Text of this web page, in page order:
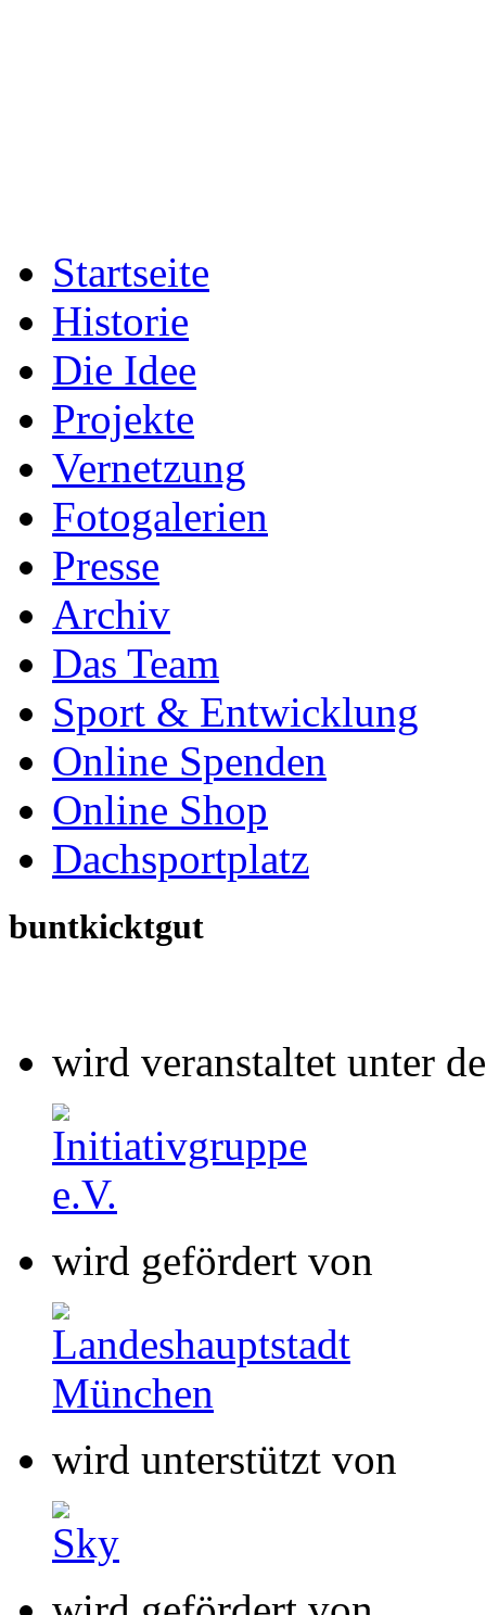
Fotogalerien
Presse
Archiv
Das Team
Sport & Entwicklung
Online Spenden
Online Shop
Dachsportplatz
buntkicktgut
wird veranstaltet unter
wird unterstützt von
wird gefördert von
wir danken für die